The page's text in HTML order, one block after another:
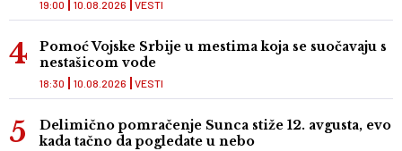
VESTI
19:00 10.08.2026
Pomoć Vojske Srbije u mestima koja se suočavaju s
nestašicom vode
VESTI
18:30 10.08.2026
Delimično pomračenje Sunca stiže 12. avgusta, evo
kada tačno da pogledate u nebo